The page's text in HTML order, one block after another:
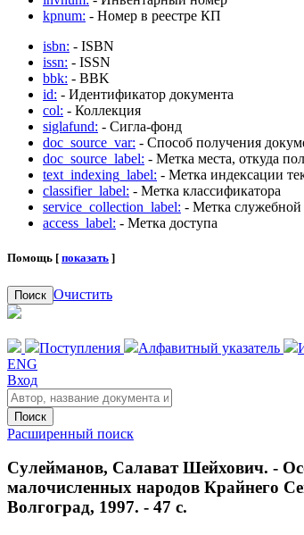
kpnum: - Номер в реестре КП
isbn: - ISBN
issn: - ISSN
bbk: - BBK
id: - Идентификатор документа
col: - Коллекция
siglafund: - Сигла-фонд
doc_source_var: - Способ получения
doc_source_label: - Метка места, откуда
text_indexing_label: - Метка индексации
classifier_label: - Метка классификатора
service_collection_label: - Метка служебной
access_label: - Метка доступа
Помощь [ показать ]
Поиск Очистить
Поступления Алфавитный указатель
ENG
Вход
Поиск
Расширенный поиск
Сулейманов, Салават Шейхович. -
малочисленных народов Крайнего
Волгоград, 1997. - 47 с.